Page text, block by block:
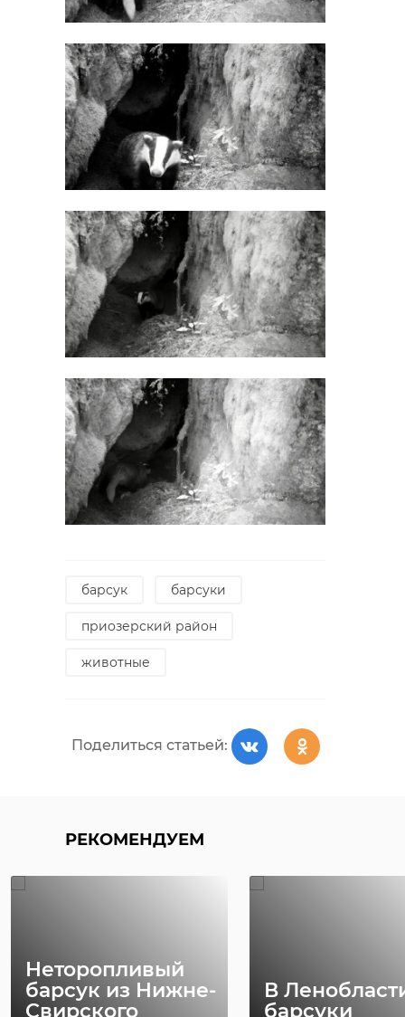
барсук барсуки
приозерский район
животные
Поделиться статьей:
РЕКОМЕНДУЕМ
Неторопливый
барсук из Нижне-
Свирского
В
барсуки